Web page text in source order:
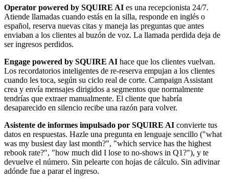
Operator powered by SQUIRE AI es una recepcionista 24/7.
Atiende llamadas cuando estás en la silla, responde en inglés o
español, reserva nuevas citas y maneja las preguntas que antes
enviaban a los clientes al buzón de voz. La llamada perdida deja de
ser ingresos perdidos.
Engage powered by SQUIRE AI hace que los clientes vuelvan.
Los recordatorios inteligentes de re-reserva empujan a los clientes
cuando les toca, según su ciclo real de corte. Campaign Assistant
crea y envía mensajes dirigidos a segmentos que normalmente
tendrías que extraer manualmente. El cliente que habría
desaparecido en silencio recibe una razón para volver.
Asistente de informes impulsado por SQUIRE AI convierte tus
datos en respuestas. Hazle una pregunta en lenguaje sencillo ("what
was my busiest day last month?", "which service has the highest
rebook rate?", "how much did I lose to no-shows in Q1?"), y te
devuelve el número. Sin pelearte con hojas de cálculo. Sin adivinar
adónde fue a parar el ingreso.